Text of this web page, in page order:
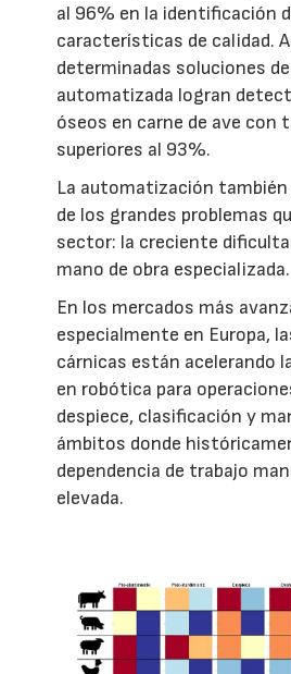
al 96% en la identificación
características de calidad.
determinadas soluciones
automatizada logran
óseos en carne de ave con
superiores al 93%.
La automatización también
de los grandes problemas
sector: la creciente
mano de obra especializada.
En los mercados más
especialmente en Europa,
cárnicas están acelerando
en robótica para
despiece, clasificación y
ámbitos donde
dependencia de trabajo
elevada.